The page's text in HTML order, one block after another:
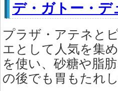
デ・ガトー・
プラザ・アテネと
エとして人気を集
を使い、砂糖や脂
の後でも胃もたれ